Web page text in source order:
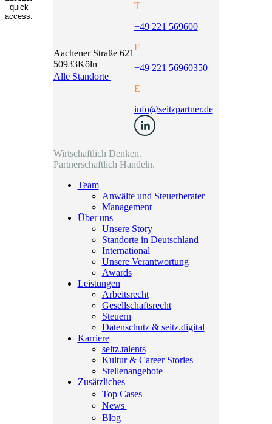
Aachener Straße 621
50933Köln
Alle Standorte
T
+49 221 569600
F
+49 221 56960350
E
info@seitzpartner.de
Wirtschaftlich Denken.
Partnerschaftlich Handeln.
Team
Anwälte und Steuerberater
Management
Über uns
Unsere Story
Standorte in Deutschland
International
Unsere Verantwortung
Awards
Leistungen
Arbeitsrecht
Gesellschaftsrecht
Steuern
Datenschutz & seitz.digital
Karriere
seitz.talents
Kultur & Career Stories
Stellenangebote
Zusätzliches
Top Cases
News
Blog